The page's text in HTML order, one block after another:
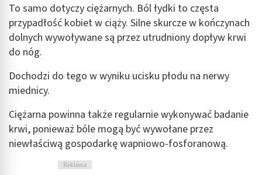
To samo dotyczy ciężarnych. Ból łydki to częsta
przypadłość kobiet w ciąży. Silne skurcze w kończynach
dolnych wywoływane są przez utrudniony dopływ krwi
do nóg.
Dochodzi do tego w wyniku ucisku płodu na nerwy
miednicy.
Ciężarna powinna także regularnie wykonywać badanie
krwi, ponieważ bóle mogą być wywołane przez
niewłaściwą gospodarkę wapniowo-fosforanową.
Reklama